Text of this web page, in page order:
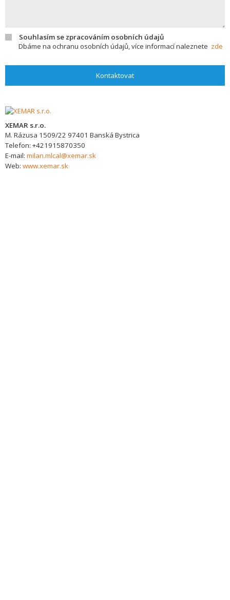
Souhlasím se zpracováním osobních údajů
Dbáme na ochranu osobních údajů, více informací naleznete zde
Kontaktovat
XEMAR s.r.o.
M. Rázusa 1509/22 97401 Banská Bystrica
Telefon: +421915870350
E-mail: milan.mlcal@xemar.sk
Web: www.xemar.sk